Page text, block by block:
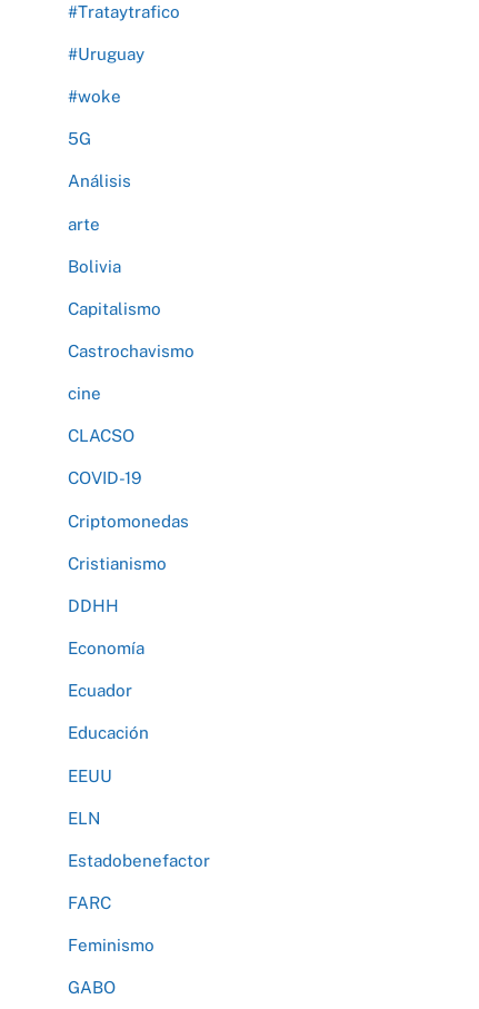
#Trataytrafico
#Uruguay
#woke
5G
Análisis
arte
Bolivia
Capitalismo
Castrochavismo
cine
CLACSO
COVID-19
Criptomonedas
Cristianismo
DDHH
Economía
Ecuador
Educación
EEUU
ELN
Estadobenefactor
FARC
Feminismo
GABO